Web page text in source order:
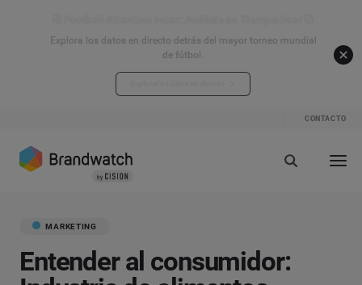
Explora los datos en directo detrás del mayor torneo mundial
de fútbol.
CONTACTO
MARKETING
Entender al consumidor: